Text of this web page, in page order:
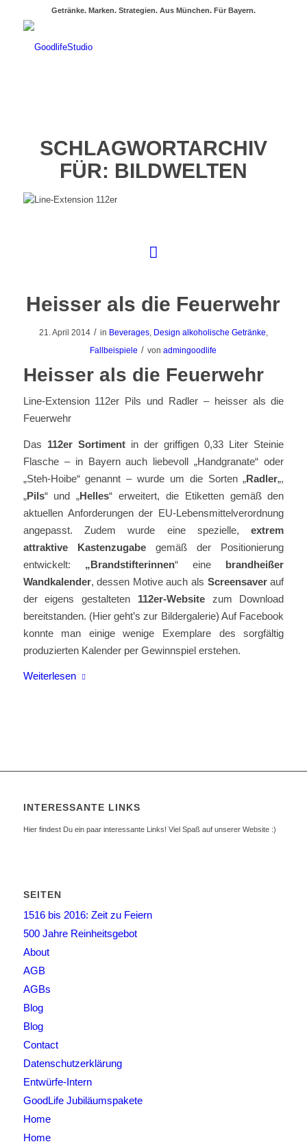
Getränke. Marken. Strategien. Aus München. Für Bayern.
SCHLAGWORTARCHIV
FÜR: BILDWELTEN
Heisser als die Feuerwehr
21. April 2014 / in Beverages, Design alkoholische Getränke,
Fallbeispiele / vonadmingoodlife
Heisser als die Feuerwehr
Line-Extension 112er Pils und Radler – heisser als die
Feuerwehr
Das 112er Sortimentin der griffigen 0,33 Liter Steinie
Flasche – in Bayern auch liebevoll „Handgranate“ oder
„Steh-Hoibe“ genannt – wurde um die Sorten „Radler„,
„Pils“ und „Helles“ erweitert, die Etiketten gemäß den
aktuellen Anforderungen der EU-Lebensmittelverordnung
angepasst. Zudem wurde eine spezielle,extrem
attraktive Kastenzugabegemäß der Positionierung
entwickelt: „Brandstifterinnen“ eine brandheißer
Wandkalender, dessen Motive auch als Screensaverauf
der eigens gestalteten 112er-Websitezum Download
bereitstanden. (Hier geht’s zur Bildergalerie) Auf Facebook
konnte man einige wenige Exemplare des sorgfältig
produzierten Kalender per Gewinnspiel erstehen.
Weiterlesen
INTERESSANTE LINKS
Hier findest Du ein paar interessante Links! Viel Spaß auf unserer Website :)
SEITEN
1516 bis 2016: Zeit zu Feiern
500 Jahre Reinheitsgebot
About
AGB
AGBs
Blog
Blog
Contact
Datenschutzerklärung
Entwürfe-Intern
GoodLife Jubiläumspakete
Home
Home